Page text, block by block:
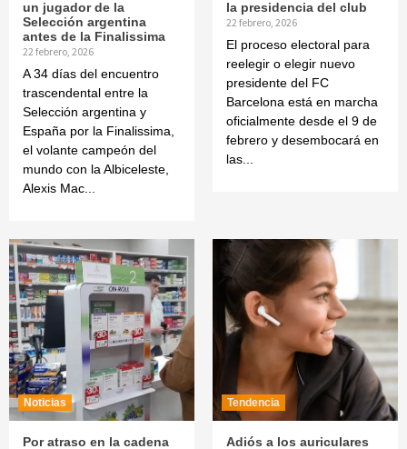
un jugador de la
Selección argentina
antes de la Finalissima
22 febrero, 2026
A 34 días del encuentro
trascendental entre la
Selección argentina y
España por la Finalissima,
el volante campeón del
mundo con la Albiceleste,
Alexis Mac...
la presidencia del club
22 febrero, 2026
El proceso electoral para
reelegir o elegir nuevo
presidente del FC
Barcelona está en marcha
oficialmente desde el 9 de
febrero y desembocará en
las...
Noticias
Por atraso en la cadena
Tendencia
Adiós a los auriculares